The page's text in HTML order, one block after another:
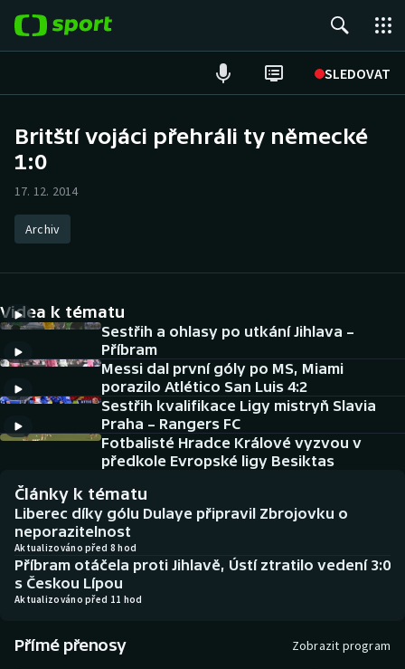
SLEDOVAT
Hokej
Atletika
DALŠÍ SPORTY
Americký fotbal
Baseball a softbal
Biatlon
Boby a skeleton
Box
Curling
NEPŘEHLÉDNĚTE
Historické návraty
Aplikace ČT sport
AZ kvíz
Britští vojáci přehráli ty německé
1:0
17. 12. 2014
Archiv
Videa k tématu
Sestřih a ohlasy po utkání Jihlava –
Příbram
Messi dal první góly po MS, Miami
porazilo Atlético San Luis 4:2
Sestřih kvalifikace Ligy mistryň Slavia
Praha – Rangers FC
Fotbalisté Hradce Králové vyzvou v
předkole Evropské ligy Besiktas
Články k tématu
Liberec díky gólu Dulaye připravil Zbrojovku o
neporazitelnost
Aktualizováno před 8 hod
Příbram otáčela proti Jihlavě, Ústí ztratilo vedení 3:0
s Českou Lípou
Aktualizováno před 11 hod
Přímé přenosy Zobrazit program